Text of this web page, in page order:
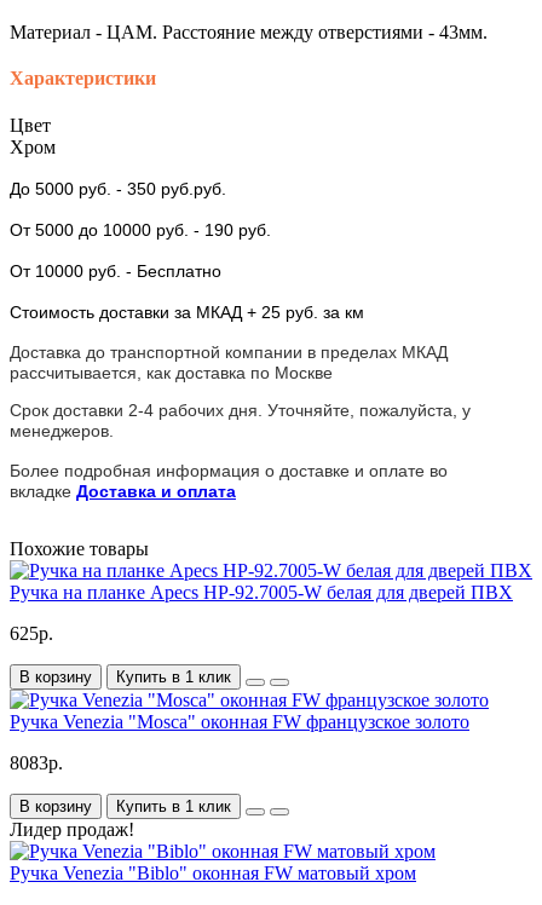
Материал - ЦАМ. Расстояние между отверстиями - 43мм.
Характеристики
Цвет
Хром
До 5000 руб. - 350 руб.руб.
От 5000 до 10000 руб. - 190 руб.
От 10000 руб. - Бесплатно
Стоимость доставки за МКАД + 25 руб. за км
Доставка до транспортной компании в пределах МКАД
рассчитывается, как доставка по Москве
Срок доставки 2-4 рабочих дня. Уточняйте, пожалуйста, у
менеджеров.
Более подробная информация о доставке и оплате во
вкладке Доставка и оплата
Похожие товары
Ручка на планке Apecs HP-92.7005-W белая для дверей ПВХ
625р.
В корзину Купить в 1 клик
Ручка Venezia "Mosca" оконная FW французское золото
8083р.
В корзину Купить в 1 клик
Лидер продаж!
Ручка Venezia "Biblo" оконная FW матовый хром